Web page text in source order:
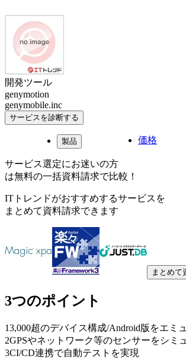
開発ツール
genymotion
genymobile.inc
サービスを診断する
製品 価格
サービス選定にお迷いの方
は無料の一括資料請求で比較！
ITトレンドがおすすめするサービスを
まとめて資料請求できます
まとめて
3つのポイント
13,000超のデバイス構成/Android版をエミ
2GPSやネットワーク等のセンサーをシミ
3CI/CD連携で自動テストを実現